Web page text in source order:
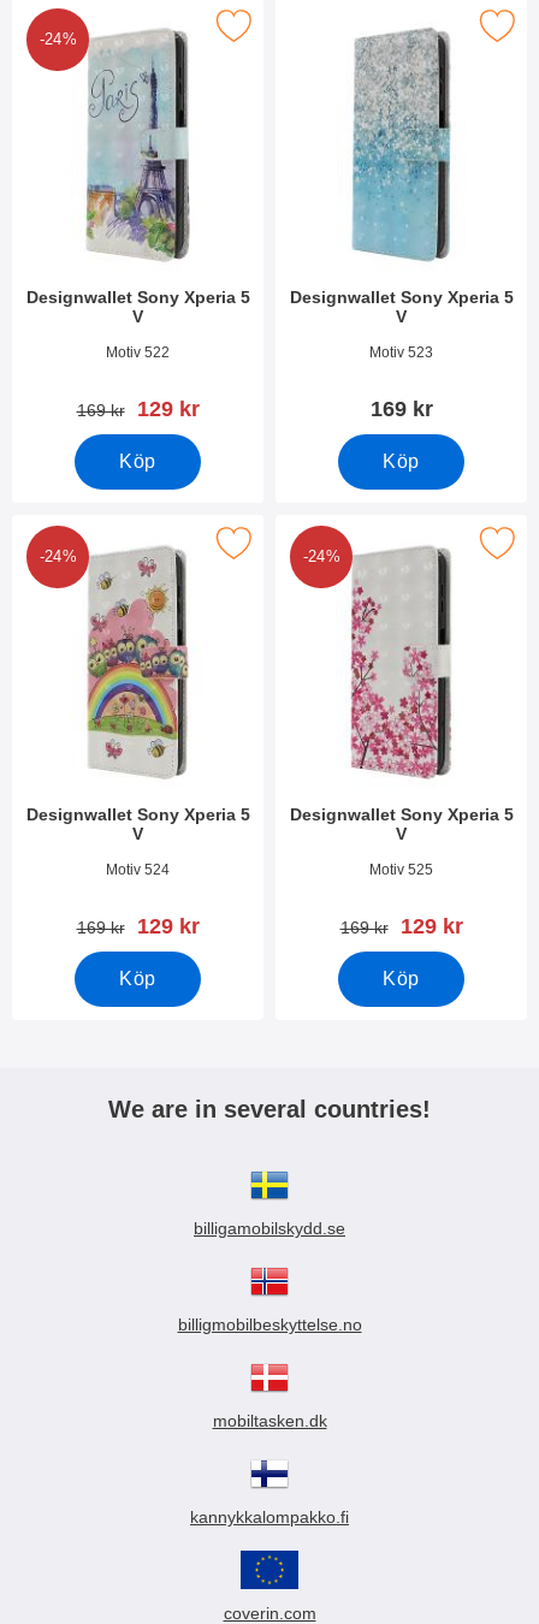
-24%
Designwallet Sony Xperia 5
V
Art. nr 49507Motiv 522
tidigare pris
169 kr rea pris
129 kr
Köp
Makera designwallet Sony Xperia 5 V som favorit
Designwallet Sony Xperia 5
V
Art. nr 49506Motiv 523
169 kr
Köp
Makera designwallet Sony
-24%
Designwallet Sony Xperia 5
V
Art. nr 49505Motiv 524
tidigare pris
169 kr rea pris
129 kr
Köp
Makera designwallet Sony Xperia 5 V som favorit
-24%
Designwallet Sony Xperia 5
V
Art. nr 49504Motiv 525
tidigare pris
169 kr rea pris
129 kr
Köp
Makera designwallet Sony
We are in several countries!
billigamobilskydd.se
billigmobilbeskyttelse.no
mobiltasken.dk
kannykkalompakko.fi
coverin.com